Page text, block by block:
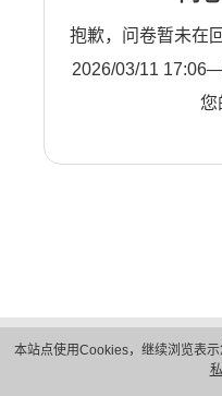
本站点使用Cookies，继续浏览表
抱歉，问卷暂未在
2026/03/11
您
隐